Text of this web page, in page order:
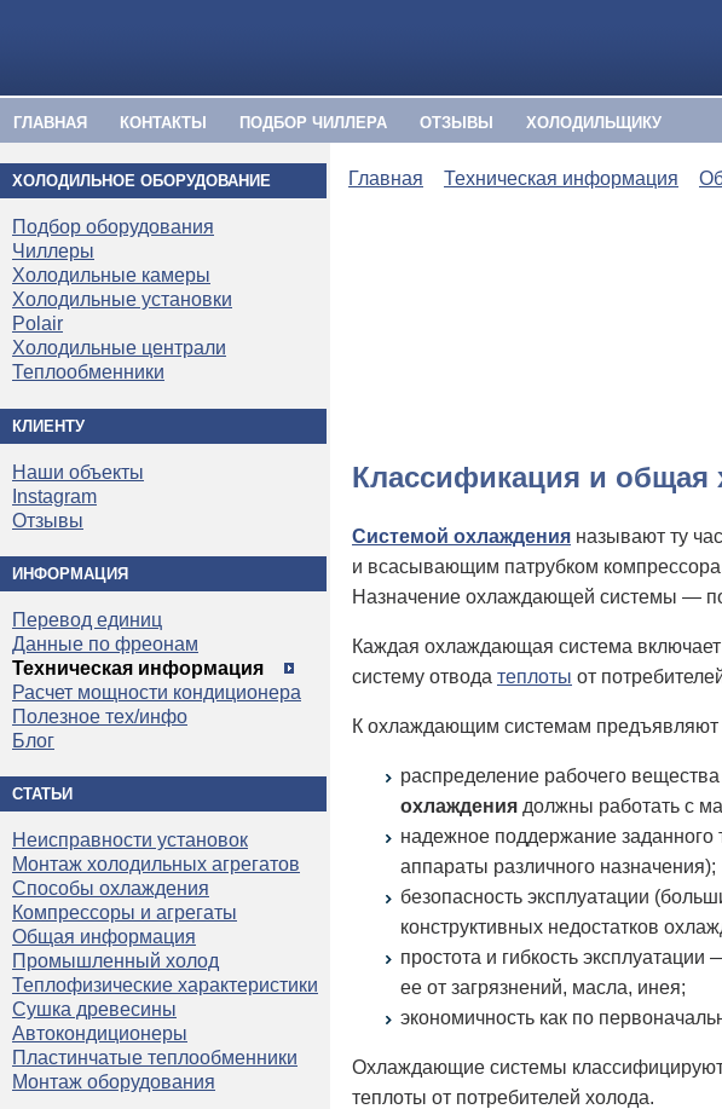
ГЛАВНАЯ КОНТАКТЫ ПОДБОР ЧИЛЛЕРА ОТЗЫВЫ ХОЛОДИЛЬЩИКУ
ХОЛОДИЛЬНОЕ ОБОРУДОВАНИЕ
Подбор оборудования
Чиллеры
Холодильные камеры
Холодильные установки
Polair
Холодильные централи
Теплообменники
КЛИЕНТУ
Наши объекты
Instagram
Отзывы
ИНФОРМАЦИЯ
Перевод единиц
Данные по фреонам
Техническая информация
Расчет мощности кондиционера
Полезное тех/инфо
Блог
СТАТЬИ
Неисправности установок
Монтаж холодильных агрегатов
Способы охлаждения
Компрессоры и агрегаты
Общая информация
Промышленный холод
Теплофизические характеристики
Сушка древесины
Автокондиционеры
Пластинчатые теплообменники
Монтаж оборудования
Главная Техническая информация
Классификация и общая
Системой охлаждения называют ту
и всасывающим патрубком
Назначение охлаждающей системы —
Каждая охлаждающая система
систему отвода теплоты от
К охлаждающим системам
распределение рабочего
охлаждения должны работать с
надежное поддержание заданного
аппараты различного назначения);
безопасность эксплуатации
конструктивных недостатков
простота и гибкость
ее от загрязнений, масла, инея;
экономичность как по
Охлаждающие системы классифицируют
теплоты от потребителей холода.